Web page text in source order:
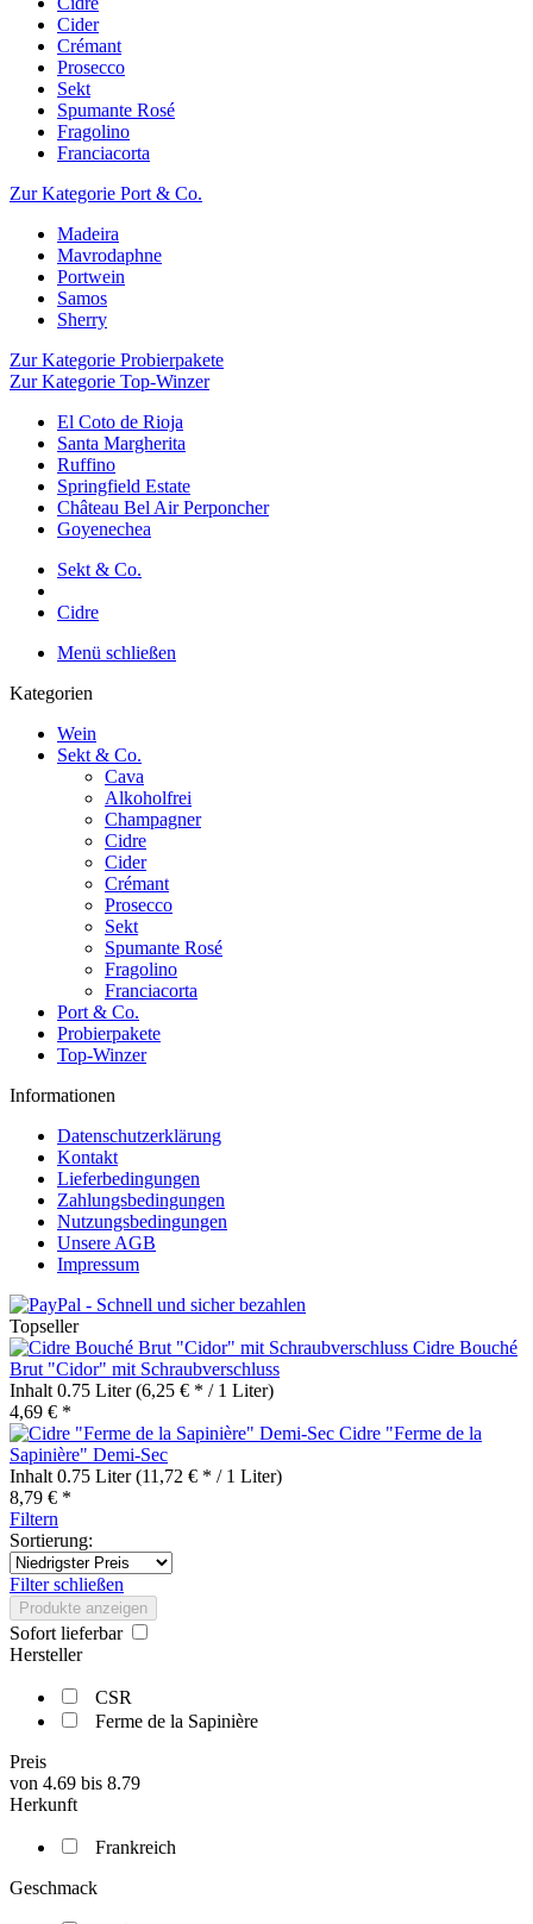
Cider
Crémant
Prosecco
Sekt
Spumante Rosé
Fragolino
Franciacorta
Zur Kategorie Port & Co.
Madeira
Mavrodaphne
Portwein
Samos
Sherry
Zur Kategorie Probierpakete
Zur Kategorie Top-Winzer
El Coto de Rioja
Santa Margherita
Ruffino
Springfield Estate
Château Bel Air Perponcher
Goyenechea
Sekt & Co.
Cidre
Menü schließen
Kategorien
Wein
Sekt & Co.
Cava
Alkoholfrei
Champagner
Cidre
Cider
Crémant
Prosecco
Sekt
Spumante Rosé
Fragolino
Franciacorta
Port & Co.
Probierpakete
Top-Winzer
Informationen
Datenschutzerklärung
Kontakt
Lieferbedingungen
Zahlungsbedingungen
Nutzungsbedingungen
Unsere AGB
Impressum
Topseller
Cidre Bouché
Brut "Cidor" mit Schraubverschluss
Inhalt 0.75 Liter(6,25 € * / 1 Liter)
4,69 € *
Cidre "Ferme de la
Sapinière" Demi-Sec
Inhalt 0.75 Liter(11,72 € * / 1 Liter)
8,79 € *
Filtern
Sortierung:
Filter schließen
Produkte anzeigen
Sofort lieferbar
Hersteller
CSR
Ferme de la Sapinière
Preis
von 4.69 bis 8.79
Herkunft
Frankreich
Geschmack